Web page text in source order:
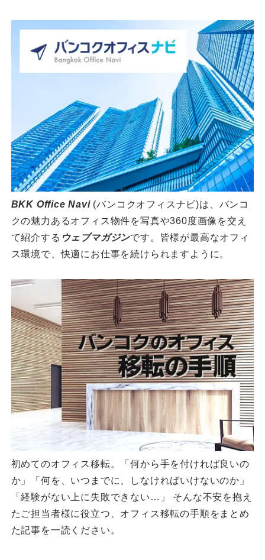
BKK Office Navi(バンコクオフィスナビ)は、バンコ
クの魅力あるオフィス物件を写真や360度画像を交え
て紹介する ウェブマガジンです。皆様が最高なオフィ
ス環境で、快適にお仕事を続けられますように。
初めてのオフィス移転。「何から手を付ければ良いの
か」「何を、いつまでに、しなければいけないのか」
「経験がない上に失敗できない…」 そんな不安を抱え
たご担当者様に役立つ、オフィス移転の手順をまとめ
た記事を一読ください。